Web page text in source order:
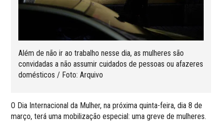
Além de não ir ao trabalho nesse dia, as mulheres são
convidadas a não assumir cuidados de pessoas ou afazeres
domésticos / Foto: Arquivo
O Dia Internacional da Mulher, na próxima quinta-feira, dia 8 de
março, terá uma mobilização especial: uma greve de mulheres.